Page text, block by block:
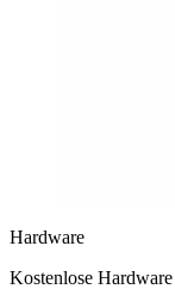
Hardware
Kostenlose